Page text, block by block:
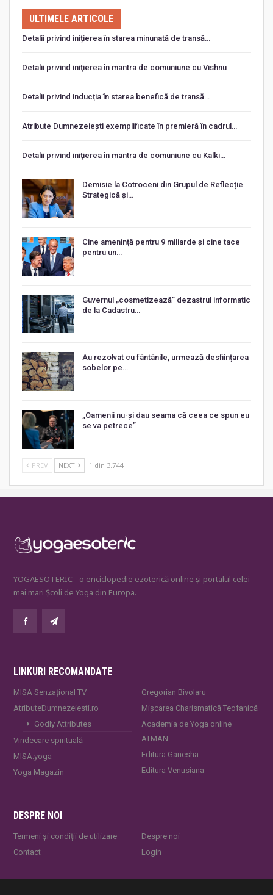
ULTIMELE ARTICOLE
Detalii privind inițierea în starea minunată de transă…
Detalii privind iniţierea în mantra de comuniune cu Vishnu
Detalii privind inducția în starea benefică de transă…
Atribute Dumnezeiești exemplificate în premieră în cadrul…
Detalii privind iniţierea în mantra de comuniune cu Kalki…
Demisie la Cotroceni din Grupul de Reflecție
Strategică și…
Cine amenință pentru 9 miliarde și cine tace
pentru un…
Guvernul „cosmetizează” dezastrul informatic
de la Cadastru…
Au rezolvat cu fântânile, urmează desființarea
sobelor pe…
„Oamenii nu-și dau seama că ceea ce spun eu
se va petrece”
PREV NEXT 1 din 3.744
YOGAESOTERIC - o enciclopedie ezoterică online și portalul celei
mai mari Școli de Yoga din Europa.
LINKURI RECOMANDATE
MISA Senzaţional TV
AtributeDumnezeiesti.ro
Godly Attributes
Vindecare spirituală
MISA.yoga
Yoga Magazin
Gregorian Bivolaru
Mișcarea Charismatică Teofanică
Academia de Yoga online
ATMAN
Editura Ganesha
Editura Venusiana
DESPRE NOI
Termeni și condiții de utilizare
Contact
Despre noi
Login